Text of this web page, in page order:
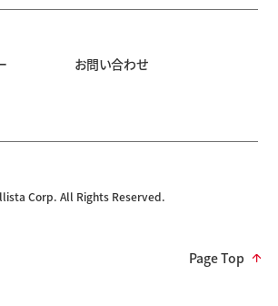
お問い合わせ
Corp. All Rights Reserved.
Page Top